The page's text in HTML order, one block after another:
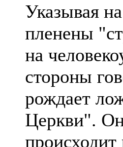
Указывая
пленены
на
стороны
рождает
Церкви". Он